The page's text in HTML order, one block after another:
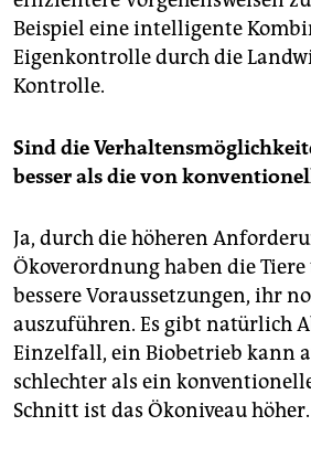
Beispiel eine intelligente
Eigenkontrolle durch die
Kontrolle.
Sind die
besser als die von
Ja, durch die höheren
Ökoverordnung haben die
bessere Voraussetzungen, ihr
auszuführen. Es gibt natürlich
Einzelfall, ein Biobetrieb kann
schlechter als ein
Schnitt ist das Ökoniveau höher.